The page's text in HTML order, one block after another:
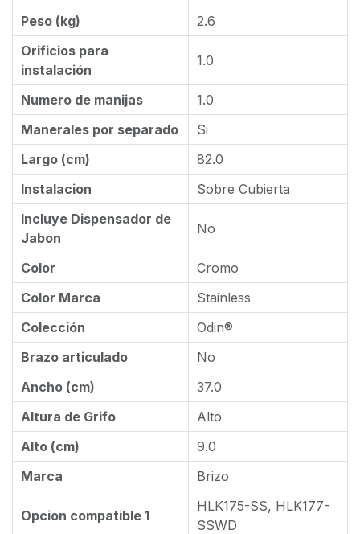
Peso (kg)
2.6
Orificios para
instalación
1.0
Numero de manijas
1.0
Manerales por separado
Si
Largo (cm)
82.0
Instalacion
Sobre Cubierta
Incluye Dispensador de
Jabon
No
Color
Cromo
Color Marca
Stainless
Colección
Odin®
Brazo articulado
No
Ancho (cm)
37.0
Altura de Grifo
Alto
Alto (cm)
9.0
Marca
Brizo
Opcion compatible 1
HLK175-SS, HLK177-
SSWD